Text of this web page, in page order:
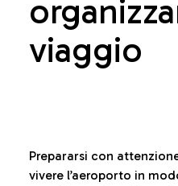
viaggio
Prepararsi con
vivere l’aeroporto in